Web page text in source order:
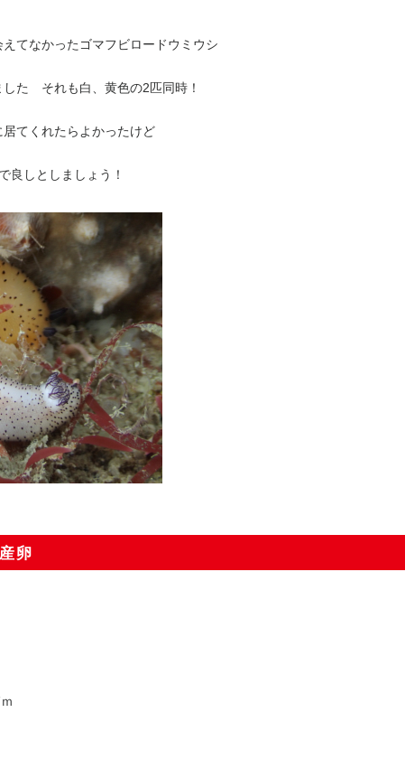
てなかったゴマフビロードウミウシ
た それも白、黄色の2匹同時！
てくれたらよかったけど
良しとしましょう！
卵